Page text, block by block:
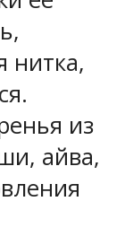
нитка,
из
айва,